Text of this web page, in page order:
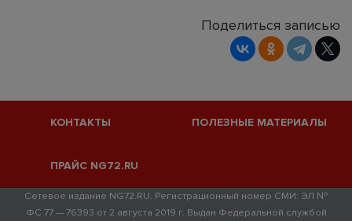
Поделиться записью
КОНТАКТЫ ПОЛЕЗНЫЕ МАТЕРИАЛЫ
ПРАЙС NG72.RU
Сетевое издание NG72.RU. Регистрационный номер СМИ: ЭЛ №
ФС 77 — 76393 от 2 августа 2019 г. Выдан Федеральной службой